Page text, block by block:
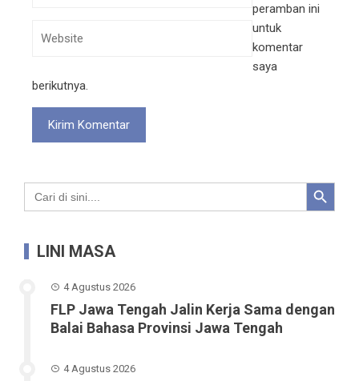
peramban ini
untuk
komentar
saya
berikutnya.
Search
for:
Search Button
LINI MASA
4 Agustus 2026
FLP Jawa Tengah Jalin Kerja Sama dengan
Balai Bahasa Provinsi Jawa Tengah
4 Agustus 2026